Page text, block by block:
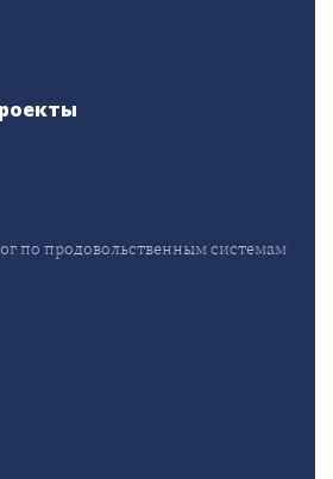
по продовольственным системам